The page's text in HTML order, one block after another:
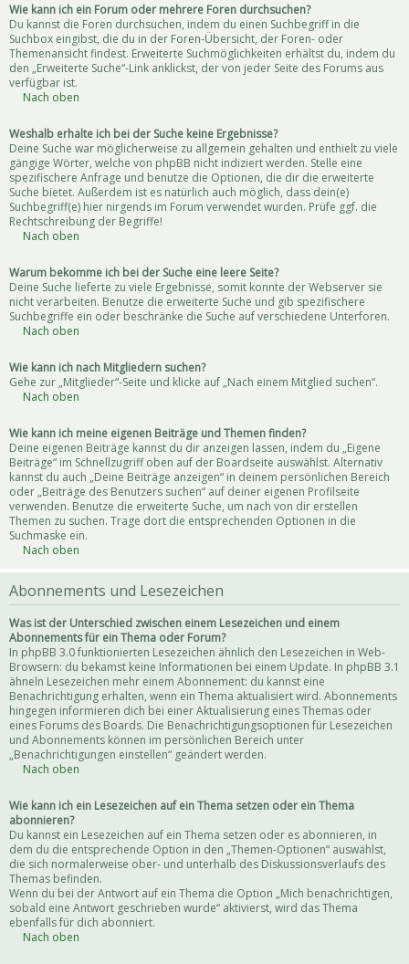
Wie kann ich ein Forum oder mehrere Foren durchsuchen?
Du kannst die Foren durchsuchen, indem du einen Suchbegriff in die
Suchbox eingibst, die du in der Foren-Übersicht, der Foren- oder
Themenansicht findest. Erweiterte Suchmöglichkeiten erhältst du, indem du
den „Erweiterte Suche“-Link anklickst, der von jeder Seite des Forums aus
verfügbar ist.
Nach oben
Weshalb erhalte ich bei der Suche keine Ergebnisse?
Deine Suche war möglicherweise zu allgemein gehalten und enthielt zu viele
gängige Wörter, welche von phpBB nicht indiziert werden. Stelle eine
spezifischere Anfrage und benutze die Optionen, die dir die erweiterte
Suche bietet. Außerdem ist es natürlich auch möglich, dass dein(e)
Suchbegriff(e) hier nirgends im Forum verwendet wurden. Prüfe ggf. die
Rechtschreibung der Begriffe!
Nach oben
Warum bekomme ich bei der Suche eine leere Seite?
Deine Suche lieferte zu viele Ergebnisse, somit konnte der Webserver sie
nicht verarbeiten. Benutze die erweiterte Suche und gib spezifischere
Suchbegriffe ein oder beschränke die Suche auf verschiedene Unterforen.
Nach oben
Wie kann ich nach Mitgliedern suchen?
Gehe zur „Mitglieder“-Seite und klicke auf „Nach einem Mitglied suchen“.
Nach oben
Wie kann ich meine eigenen Beiträge und Themen finden?
Deine eigenen Beiträge kannst du dir anzeigen lassen, indem du „Eigene
Beiträge“ im Schnellzugriff oben auf der Boardseite auswählst. Alternativ
kannst du auch „Deine Beiträge anzeigen“ in deinem persönlichen Bereich
oder „Beiträge des Benutzers suchen“ auf deiner eigenen Profilseite
verwenden. Benutze die erweiterte Suche, um nach von dir erstellen
Themen zu suchen. Trage dort die entsprechenden Optionen in die
Suchmaske ein.
Nach oben
Abonnements und Lesezeichen
Was ist der Unterschied zwischen einem Lesezeichen und einem
Abonnements für ein Thema oder Forum?
In phpBB 3.0 funktionierten Lesezeichen ähnlich den Lesezeichen in Web-
Browsern: du bekamst keine Informationen bei einem Update. In phpBB 3.1
ähneln Lesezeichen mehr einem Abonnement: du kannst eine
Benachrichtigung erhalten, wenn ein Thema aktualisiert wird. Abonnements
hingegen informieren dich bei einer Aktualisierung eines Themas oder
eines Forums des Boards. Die Benachrichtigungsoptionen für Lesezeichen
und Abonnements können im persönlichen Bereich unter
„Benachrichtigungen einstellen“ geändert werden.
Nach oben
Wie kann ich ein Lesezeichen auf ein Thema setzen oder ein Thema
abonnieren?
Du kannst ein Lesezeichen auf ein Thema setzen oder es abonnieren, in
dem du die entsprechende Option in den „Themen-Optionen“ auswählst,
die sich normalerweise ober- und unterhalb des Diskussionsverlaufs des
Themas befinden.
Wenn du bei der Antwort auf ein Thema die Option „Mich benachrichtigen,
sobald eine Antwort geschrieben wurde“ aktivierst, wird das Thema
ebenfalls für dich abonniert.
Nach oben